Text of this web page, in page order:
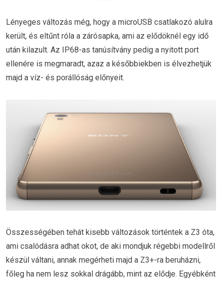
Lényeges változás még, hogy a microUSB csatlakozó alulra
került, és eltűnt róla a zárósapka, ami az elődöknél egy idő
után kilazult. Az IP68-as tanúsítvány pedig a nyitott port
ellenére is megmaradt, azaz a későbbiekben is élvezhetjük
majd a víz- és porállóság előnyeit.
Összességében tehát kisebb változások történtek a Z3 óta,
ami csalódásra adhat okot, de aki mondjuk régebbi modellről
készül váltani, annak megérheti majd a Z3+-ra beruházni,
főleg ha nem lesz sokkal drágább, mint az elődje. Egyébként